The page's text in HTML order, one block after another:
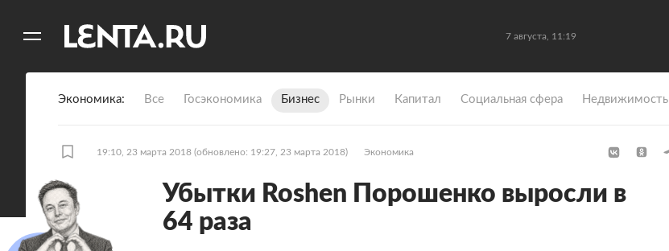
7 августа, 11:19
Экономика Все Госэкономика Бизнес Рынки Капитал Социальная сфера Недвижимость
19:10, 23 марта 2018 (обновлено: 19:27, 23 марта 2018) Экономика
Убытки Roshen Порошенко выросли в
64 раза